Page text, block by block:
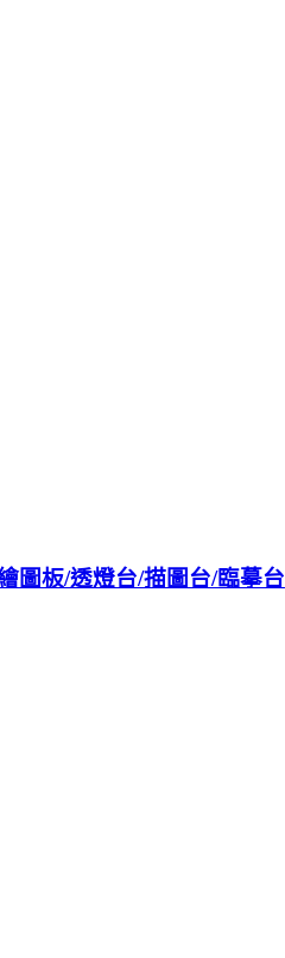
圖板/透燈台/描圖台/臨摹台